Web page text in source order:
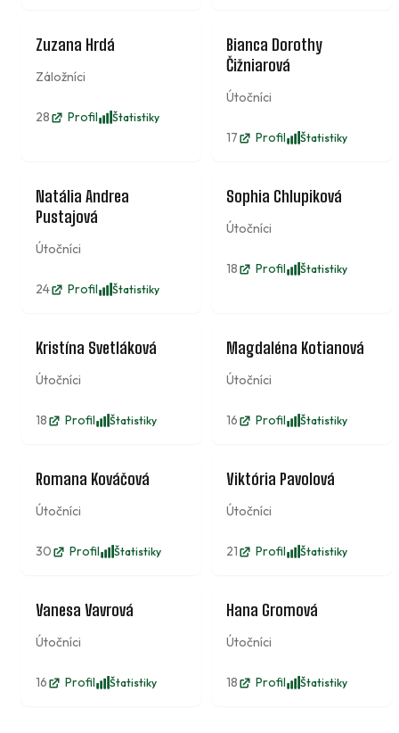
Zuzana Hrdá
Záložníci
28 Profil Štatistiky
Bianca Dorothy
Čižniarová
Útočníci
17 Profil Štatistiky
Natália Andrea
Pustajová
Útočníci
24 Profil Štatistiky
Sophia Chlupiková
Útočníci
18 Profil Štatistiky
Kristína Svetláková
Útočníci
18 Profil Štatistiky
8
Magdaléna Kotianová
Útočníci
16 Profil Štatistiky
Romana Kováčová
Útočníci
30 Profil Štatistiky
Viktória Pavolová
Útočníci
21 Profil Štatistiky
Vanesa Vavrová
Útočníci
16 Profil Štatistiky
Hana Gromová
Útočníci
18 Profil Štatistiky